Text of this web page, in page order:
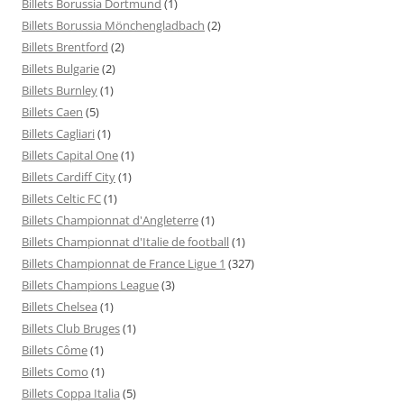
Billets Borussia Dortmund (1)
Billets Borussia Mönchengladbach (2)
Billets Brentford (2)
Billets Bulgarie(2)
Billets Burnley(1)
Billets Caen (5)
Billets Cagliari(1)
Billets Capital One(1)
Billets Cardiff City(1)
Billets Celtic FC(1)
Billets Championnat d'Angleterre(1)
Billets Championnat d'Italie de football(1)
Billets Championnat de France Ligue 1 (327)
Billets Champions League(3)
Billets Chelsea (1)
Billets Club Bruges(1)
Billets Côme(1)
Billets Como (1)
Billets Coppa Italia (5)